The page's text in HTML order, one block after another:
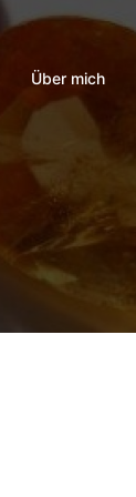
Über mich